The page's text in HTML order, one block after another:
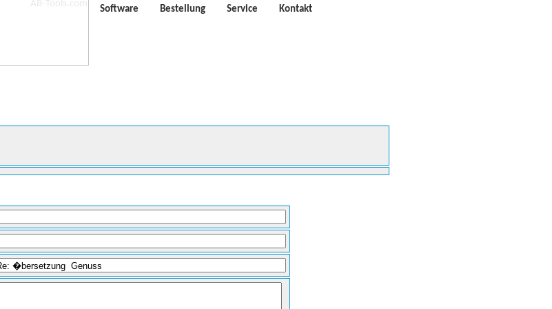
Software Bestellung Service Kontakt